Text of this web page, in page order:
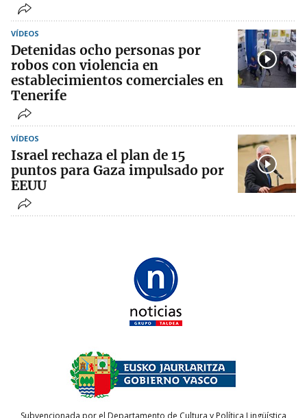
VÍDEOS
Detenidas ocho personas por
robos con violencia en
establecimientos comerciales en
Tenerife
VÍDEOS
Israel rechaza el plan de 15
puntos para Gaza impulsado por
EEUU
Subvencionada por el Departamento de Cultura y Política Lingüística